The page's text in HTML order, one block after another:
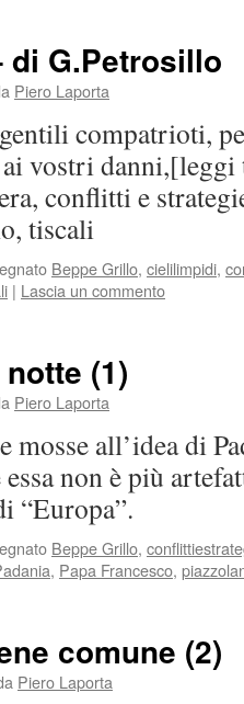
di G.Petrosillo
Piero Laporta
compatrioti,
ai vostri
conflitti e
tiscali
Beppe Grillo, cielilimpidi,
| Lascia un commento
(1)
Piero Laporta
mosse all’idea di
non è più
“Europa”.
Beppe Grillo,
, Papa Francesco,
comune (2)
Piero Laporta